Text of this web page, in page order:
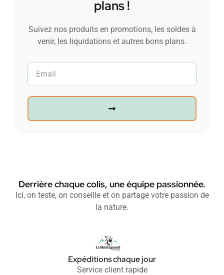
plans !
Suivez nos produits en promotions, les soldes à
venir, les liquidations et autres bons plans.
Derrière chaque colis, une équipe passionnée.
Ici, on teste, on conseille et on partage votre passion de
la nature.
Expéditions chaque jour
Service client rapide